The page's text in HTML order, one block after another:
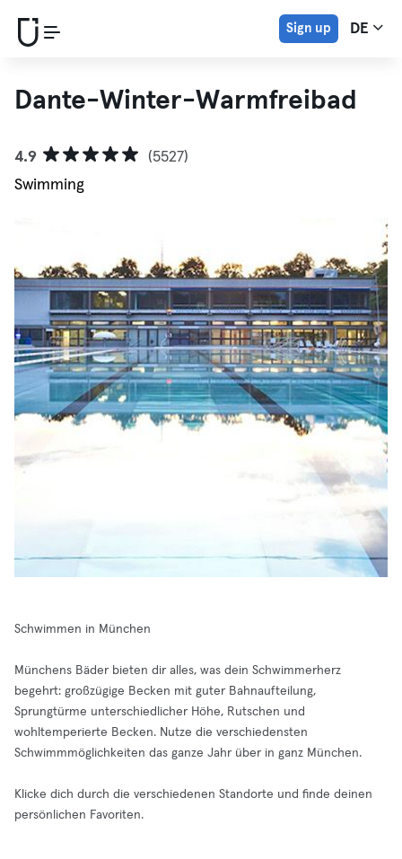
Sign up DE
Dante-Winter-Warmfreibad
4.9
(5527)
Swimming
Schwimmen in München
Münchens Bäder bieten dir alles, was dein Schwimmerherz
begehrt: großzügige Becken mit guter Bahnaufteilung,
Sprungtürme unterschiedlicher Höhe, Rutschen und
wohltemperierte Becken. Nutze die verschiedensten
Schwimmmöglichkeiten das ganze Jahr über in ganz München.
Klicke dich durch die verschiedenen Standorte und finde deinen
persönlichen Favoriten.